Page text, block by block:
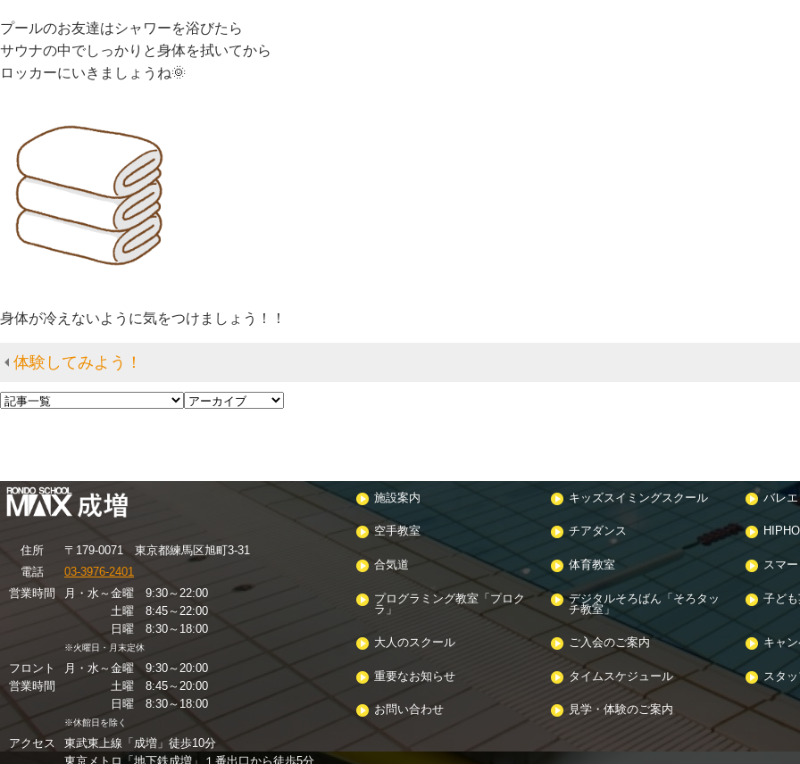
プールのお友達はシャワーを浴びたら
サウナの中でしっかりと身体を拭いてから
ロッカーにいきましょうね🌞
身体が冷えないように気をつけましょう！！
体験してみよう！
住所
〒179-0071 東京都練馬区旭町3-31
電話
03-3976-2401
営業時間
月・水～金曜 9:30～22:00
土曜 8:45～22:00
日曜 8:30～18:00
※火曜日・月末定休
フロント
営業時間
月・水～金曜 9:30～20:00
土曜 8:45～20:00
日曜 8:30～18:00
※休館日を除く
アクセス
東武東上線「成増」徒歩10分
東京メトロ「地下鉄成増」１番出口から徒歩5分
施設案内 キッズスイミングスクール バレエ
空手教室 チアダンス
合気道 体育教室 スマ
プログラミング教室「プロク
ラ」
デジタルそろばん「そろタッ
チ教室」
子ども
大人のスクール ご入会のご案内 キャ
重要なお知らせ タイムスケジュール スタ
お問い合わせ 見学・体験のご案内